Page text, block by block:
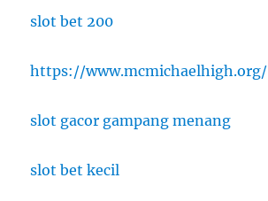
slot bet 200
https://www.mcmichaelhigh.org/
slot gacor gampang menang
slot bet kecil